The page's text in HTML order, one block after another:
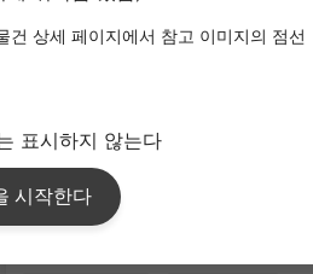
리브레스 고사리
¥61,000 - ¥65,000